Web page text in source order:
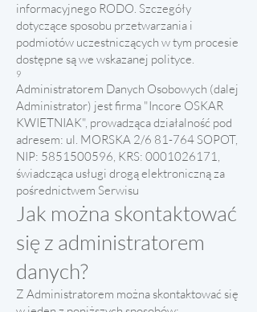
informacyjnego RODO. Szczegóły
dotyczące sposobu przetwarzania i
podmiotów uczestniczących w tym procesie
dostępne są we wskazanej polityce.
9
Administratorem Danych Osobowych (dalej
Administrator) jest firma "Incore OSKAR
KWIETNIAK", prowadząca działalność pod
adresem: ul. MORSKA 2/6 81-764 SOPOT,
NIP: 5851500596, KRS: 0001026171,
świadcząca usługi drogą elektroniczną za
pośrednictwem Serwisu
Jak można skontaktować
się z administratorem
danych?
Z Administratorem można skontaktować się